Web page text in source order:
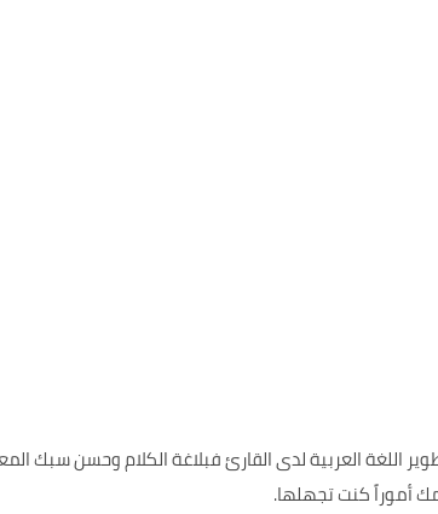
العربية لدى القارئ فبلاغة الكلام وحسن سبك
أموراً كنت تجهلها.